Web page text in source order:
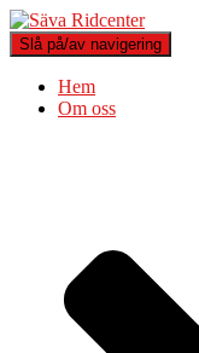
Slå på/av navigering
Hem
Om oss